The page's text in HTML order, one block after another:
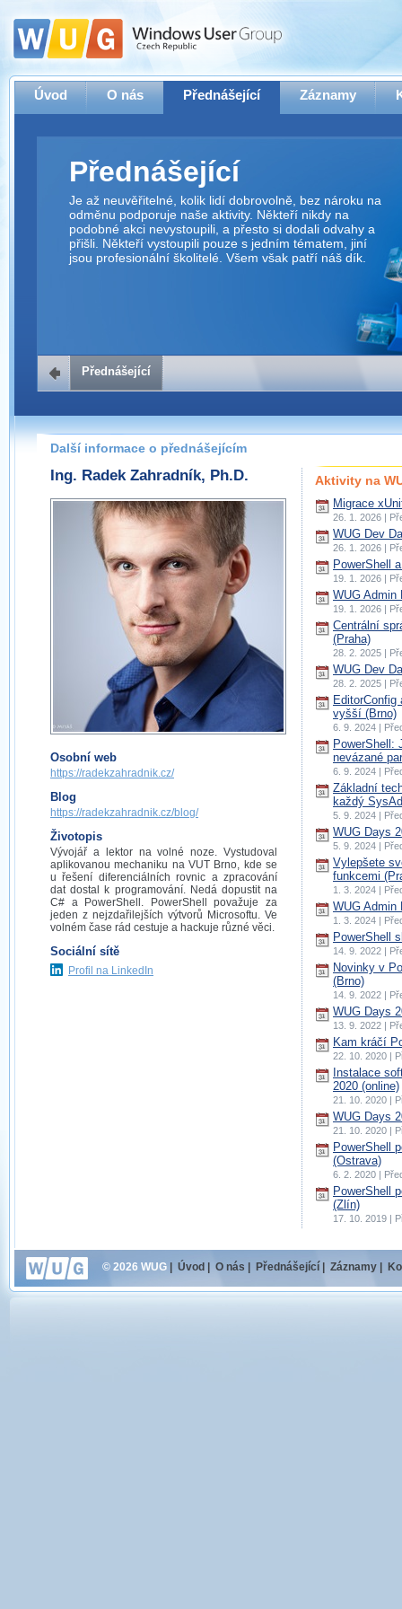
Úvod O nás Přednášející Záznamy
Přednášející
Je až neuvěřitelné, kolik lidí dobrovolně, bez nároku na
odměnu podporuje naše aktivity. Někteří nikdy na
podobné akci nevystoupili, a přesto si dodali odvahy a
přišli. Někteří vystoupili pouze s jedním tématem, jiní
jsou profesionální školitelé. Všem však patří náš dík.
Přednášející
Další informace o přednášejícím
Ing. Radek Zahradník, Ph.D.
Osobní web
https://radekzahradnik.cz/
Blog
https://radekzahradnik.cz/blog/
Životopis
Vývojář a lektor na volné noze. Vystudoval
aplikovanou mechaniku na VUT Brno, kde se
u řešení diferenciálních rovnic a zpracování
dat dostal k programování. Nedá dopustit na
C# a PowerShell. PowerShell považuje za
jeden z nejzdařilejších výtvorů Microsoftu. Ve
volném čase rád cestuje a hackuje různé věci.
Sociální sítě
Profil na LinkedIn
Aktivity na
Migrace
26. 1. 2026 |
WUG Dev
26. 1. 2026 |
PowerShell
19. 1. 2026 |
WUG Admin
19. 1. 2026 |
Centrální
(Praha)
28. 2. 2025 |
WUG Dev
28. 2. 2025 |
vyšší (Brno)
6. 9. 2024 |
PowerShell:
nevázané
6. 9. 2024 |
Základní
každý
5. 9. 2024 |
WUG Days
5. 9. 2024 |
Vylepšete
funkcemi
1. 3. 2024 |
WUG Admin
1. 3. 2024 |
PowerShell
14. 9. 2022 |
Novinky v
(Brno)
14. 9. 2022 |
WUG Days
13. 9. 2022 |
Kam kráčí
22. 10. 2020 |
Instalace
2020 (online)
21. 10. 2020 |
WUG Days
21. 10. 2020 |
PowerShell
(Ostrava)
6. 2. 2020 |
PowerShell
(Zlín)
17. 10. 2019 |
© 2026 WUG Úvod O nás Přednášející Záznamy